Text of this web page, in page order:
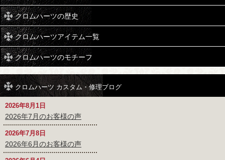
クロムハーツの歴史
クロムハーツアイテム一覧
クロムハーツのモチーフ
クロムハーツ カスタム・修理ブログ
2026年8月1日
2026年7月のお客様の声
2026年7月8日
2026年6月のお客様の声